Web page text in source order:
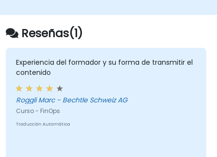
Reseñas(1)
Experiencia del formador y su forma de transmitir el
contenido
Roggli Marc - Bechtle Schweiz AG
Curso - FinOps
Traducción Automática